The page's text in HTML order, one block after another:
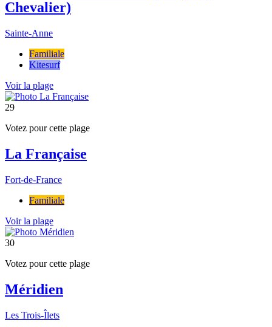
Chevalier)
Sainte-Anne
Familiale
Kitesurf
Voir la plage
29
Votez pour cette plage
La Française
Fort-de-France
Familiale
Voir la plage
30
Votez pour cette plage
Méridien
Les Trois-Îlets